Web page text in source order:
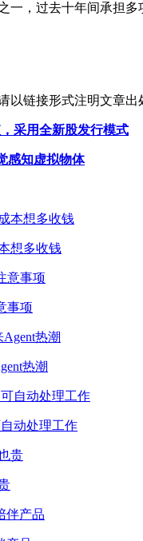
，过去十年间承担
以链接形式注明文章出
采用全新股发行模式
感知虚拟物体
想多收钱
事项
热潮
动处理工作